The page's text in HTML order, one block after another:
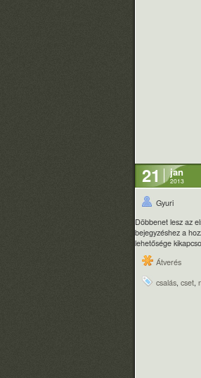
21 jan
2013
Gyuri
Döbbenet lesz az
bejegyzéshez a
lehetősége
Átverés
csalás cset